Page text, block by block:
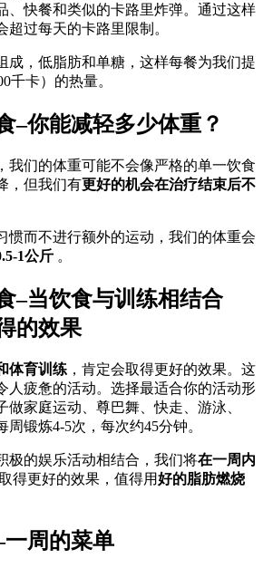
、快餐和类似的卡路里炸弹。通过这样
超过每天的卡路里限制。
成，低脂肪和单糖，这样每餐为我们提
千卡）的热量。
–你能减轻多少体重？
我们的体重可能不会像严格的单一饮食
，但我们有更好的机会在治疗结束后不
惯而不进行额外的运动，我们的体重会
1公斤 。
–当饮食与训练相结合
的效果
体育训练 ，肯定会取得更好的效果。这
人疲惫的活动。选择最适合你的活动形
做家庭运动、尊巴舞、快走、游泳、
周锻炼4-5次，每次约45分钟。
极的娱乐活动相结合，我们将在一周内
得更好的效果，值得用好的脂肪燃烧
一周的菜单